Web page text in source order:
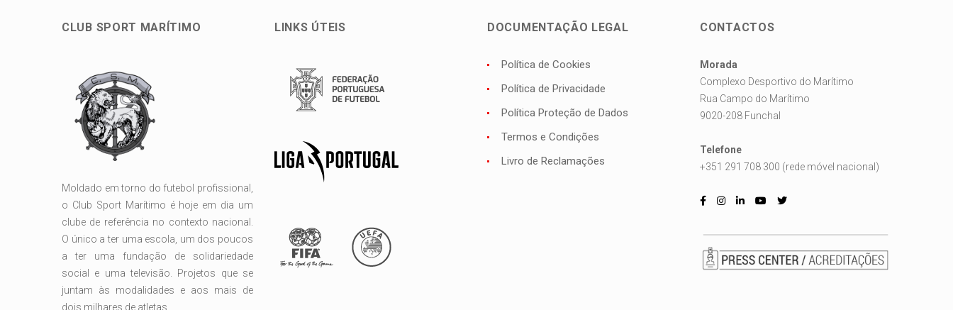
CLUB SPORT MARÍTIMO
Moldado em torno do futebol profissional,
o Club Sport Marítimo é hoje em dia um
clube de referência no contexto nacional.
O único a ter uma escola, um dos poucos
a ter uma fundação de solidariedade
social e uma televisão. Projetos que se
juntam às modalidades e aos mais de
dois milhares de atletas.
LINKS ÚTEIS DOCUMENTAÇÃO LEGAL
Política de Cookies
Política de Privacidade
Política Proteção de Dados
Termos e Condições
Livro de Reclamações
CONTACTOS
Morada
Complexo Desportivo do Marítimo
Rua Campo do Marítimo
9020-208 Funchal
Telefone
+351 291 708 300 (rede móvel nacional)